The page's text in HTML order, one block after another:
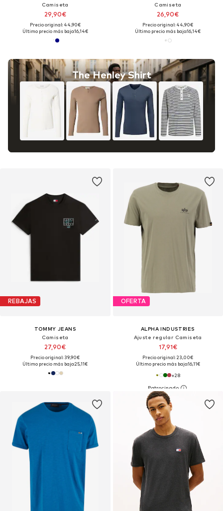
Camiseta
29,90€
Precio original: 44,90€
Último precio más bajo:16,14€
The Henley Shirt
Camiseta
26,90€
Precio original: 44,90€
Último precio más bajo:16,14€
REBAJAS
TOMMY JEANS
Camiseta
27,90€
Precio original: 39,90€
Último precio más bajo:25,11€
OFERTA
ALPHA INDUSTRIES
Ajuste regular Camiseta
17,91€
Precio original: 23,00€
Último precio más bajo:16,11€
+28